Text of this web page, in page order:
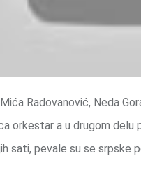
Radovanović, Neda
orkestar a u drugom delu
sati, pevale su se srpske